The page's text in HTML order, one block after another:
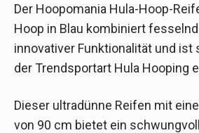
Der Hoopomania Hula-Hoop-
Hoop in Blau kombiniert
innovativer Funktionalität und ist
der Trendsportart Hula Hooping
Dieser ultradünne Reifen mit
von 90 cm bietet ein